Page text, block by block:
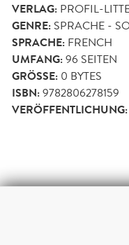
VERLAG: PROFIL-
GENRE: SPRACHE -
SPRACHE: FRENCH
UMFANG:96 SEITEN
GRÖSSE: 0 BYTES
ISBN:9782806278159
VERÖFFENTLICHUNG: